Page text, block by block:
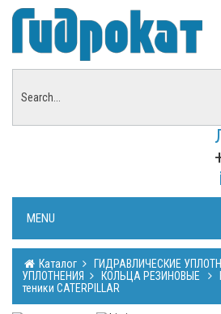
MENU
Каталог ГИДРАВЛИЧЕСКИЕ
УПЛОТНЕНИЯ
КОЛЬЦА РЕЗИНОВЫЕ
теники CATERPILLAR